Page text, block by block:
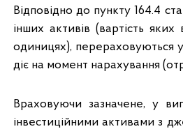
Відповідно до пункту 164.4
інших активів (вартість
одиницях), перераховуються
діє на момент нарахування
Враховуючи зазначене, у
інвестиційними активами з